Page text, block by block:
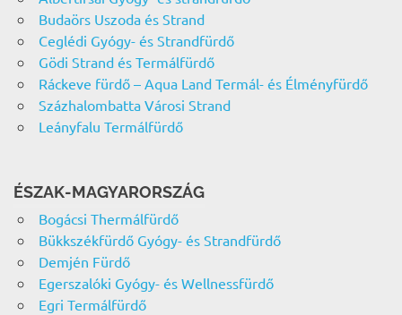
Budaörs Uszoda és Strand
Ceglédi Gyógy- és Strandfürdő
Gödi Strand és Termálfürdő
Ráckeve fürdő – Aqua Land Termál- és Élményfürdő
Százhalombatta Városi Strand
Leányfalu Termálfürdő
ÉSZAK-MAGYARORSZÁG
Bogácsi Thermálfürdő
Bükkszékfürdő Gyógy- és Strandfürdő
Demjén Fürdő
Egerszalóki Gyógy- és Wellnessfürdő
Egri Termálfürdő